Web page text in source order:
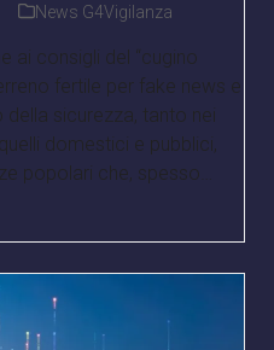
News G4Vigilanza
ai consigli del “cugino
fertile per fake news e
sicurezza, tanto nei
domestici e pubblici,
popolari che, spesso…